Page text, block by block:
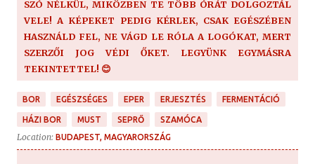
SZÓ NÉLKÜL, MIKÖZBEN TE TÖBB ÓRÁT DOLGOZTÁL
VELE! A KÉPEKET PEDIG KÉRLEK, CSAK EGÉSZÉBEN
HASZNÁLD FEL, NE VÁGD LE RÓLA A LOGÓKAT, MERT
SZERZŐI JOG VÉDI ŐKET. LEGYÜNK EGYMÁSRA
TEKINTETTEL! 😊
BOR EGÉSZSÉGES EPER ERJESZTÉS FERMENTÁCIÓ
HÁZI BOR MUST SEPRŐ SZAMÓCA
Location: BUDAPEST, MAGYARORSZÁG